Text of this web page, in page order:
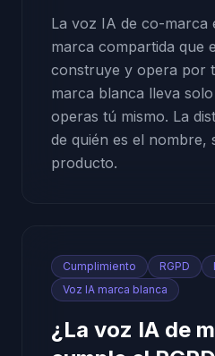
La voz IA de co-marca
marca compartida que
construye y opera por
marca blanca lleva
operas tú mismo. La
de quién es el nombre,
producto.
Cumplimiento RGPD
Voz IA marca blanca
¿La voz IA de